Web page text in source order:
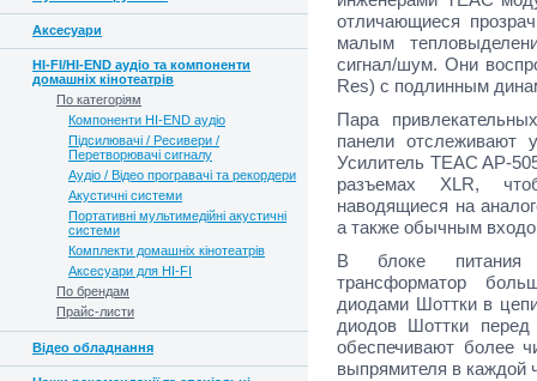
Аксесуари
HI-FI/HI-END аудіо та компоненти
домашніх кінотеатрів
По категоріям
Компоненти HI-END аудіо
Підсилювачі / Ресивери /
Перетворювачі сигналу
Аудіо / Відео програвачі та рекордери
Акустичні системи
Портативні мультимедійні акустичні
системи
Комплекти домашніх кінотеатрів
Аксесуари для HI-FI
По брендам
Прайс-листи
Відео обладнання
отличающиеся
малым
сигнал/шум. Они
Res) с подлинным
Пара
панели отслеживают
Усилитель TEAC AP-
разъемах XLR,
наводящиеся на
а также обычным
В блоке питания
трансформатор
диодами Шоттки в
диодов Шоттки
обеспечивают более
выпрямителя в каждой